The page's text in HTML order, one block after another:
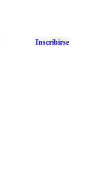
Inscribirse